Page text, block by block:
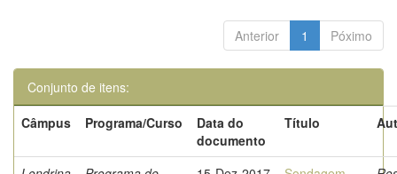
Anterior 1 Póximo
Conjunto de itens:
Câmpus
Programa/Curso
Data do
documento
Título